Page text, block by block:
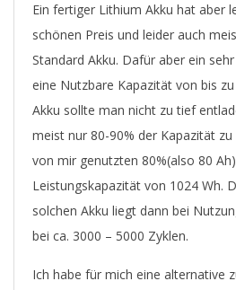
Ein fertiger Lithium Akku hat aber
schönen Preis und leider auch
Standard Akku. Dafür aber ein
eine Nutzbare Kapazität von bis
Akku sollte man nicht zu tief
meist nur 80-90% der Kapazität
von mir genutzten 80%(also 80
Leistungskapazität von 1024 Wh.
solchen Akku liegt dann bei
bei ca. 3000 – 5000 Zyklen.
Ich habe für mich eine alternative